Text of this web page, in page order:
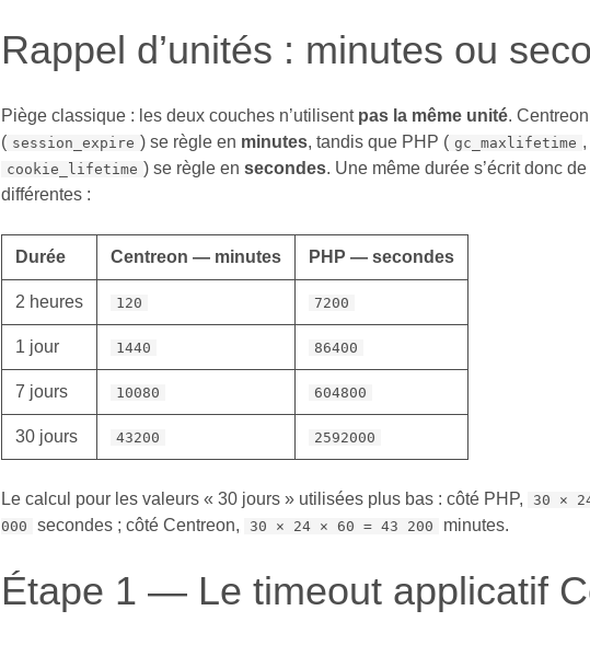
Rappel d’unités : minutes ou
Piège classique : les deux couches n’utilisent pas la même unité. Centreon
( session_expire ) se règle en minutes, tandis que PHP ( gc_maxlifetime ,
cookie_lifetime ) se règle en secondes. Une même durée s’écrit donc
différentes :
Durée Centreon — minutes PHP — secondes
2 heures 120 7200
1 jour 1440 86400
7 jours 10080 604800
30 jours 43200 2592000
Le calcul pour les valeurs « 30 jours » utilisées plus bas : côté PHP,
30 ×
000
secondes ; côté Centreon, 30 × 24 × 60 = 43 200 minutes.
Étape 1 — Le timeout applicatif